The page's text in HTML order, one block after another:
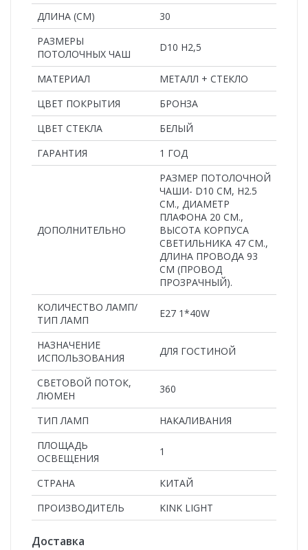
ДЛИНА (СМ)
30
РАЗМЕРЫ
ПОТОЛОЧНЫХ ЧАШ
D10 H2,5
MАТЕРИАЛ
МЕТАЛЛ + СТЕКЛО
ЦВЕТ ПОКРЫТИЯ
БРОНЗА
ЦВЕТ СТЕКЛА
БЕЛЫЙ
ГАРАНТИЯ
1 ГОД
ДОПОЛНИТЕЛЬНО
РАЗМЕР ПОТОЛОЧНОЙ
ЧАШИ- D10 СМ, H2.5
СМ., ДИАМЕТР
ПЛАФОНА 20 СМ.,
ВЫСОТА КОРПУСА
СВЕТИЛЬНИКА 47 СМ.,
ДЛИНА ПРОВОДА 93
СМ (ПРОВОД
ПРОЗРАЧНЫЙ).
КОЛИЧЕСТВО ЛАМП/
ТИП ЛАМП
Е27 1*40W
НАЗНАЧЕНИЕ
ИСПОЛЬЗОВАНИЯ
ДЛЯ ГОСТИНОЙ
СВЕТОВОЙ ПОТОК,
ЛЮМЕН
360
ТИП ЛАМП
НАКАЛИВАНИЯ
ПЛОЩАДЬ
ОСВЕЩЕНИЯ
1
СТРАНА
КИТАЙ
ПРОИЗВОДИТЕЛЬ
KINK LIGHT
Доставка